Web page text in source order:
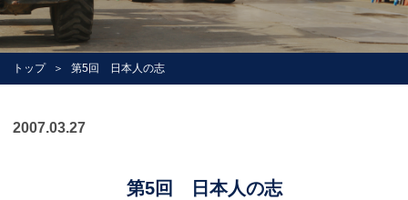
トップ 第5回 日本人の志
2007.03.27
第5回 日本人の志